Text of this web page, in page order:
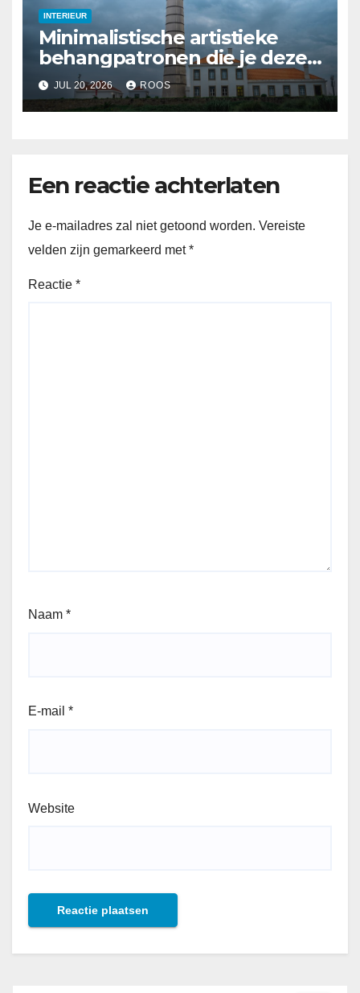
INTERIEUR
Minimalistische artistieke
behangpatronen die je deze
zomer kunt proberen
JUL 20, 2026 ROOS
Een reactie achterlaten
Je e-mailadres zal niet getoond worden. Vereiste
velden zijn gemarkeerd met*
Reactie *
Naam *
E-mail *
Website